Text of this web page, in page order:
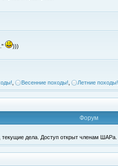
)))
Весенние походы! Летние походы!
Форум
текущие дела. Доступ открыт членам ШАРа.